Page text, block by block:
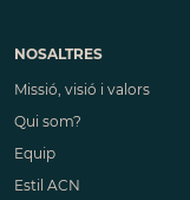
NOSALTRES
Missió, visió i valors
Qui som?
Equip
Estil ACN